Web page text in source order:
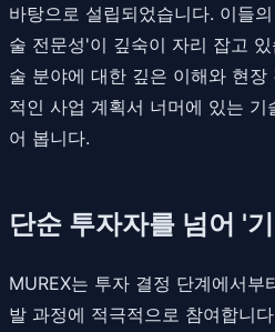
바탕으로 설립되었습니다. 이들
술 전문성'이 깊숙이 자리 잡고
술 분야에 대한 깊은 이해와 현
적인 사업 계획서 너머에 있는
어 봅니다.
단순 투자자를 넘어 '
MUREX는 투자 결정 단계에서부
발 과정에 적극적으로 참여합니